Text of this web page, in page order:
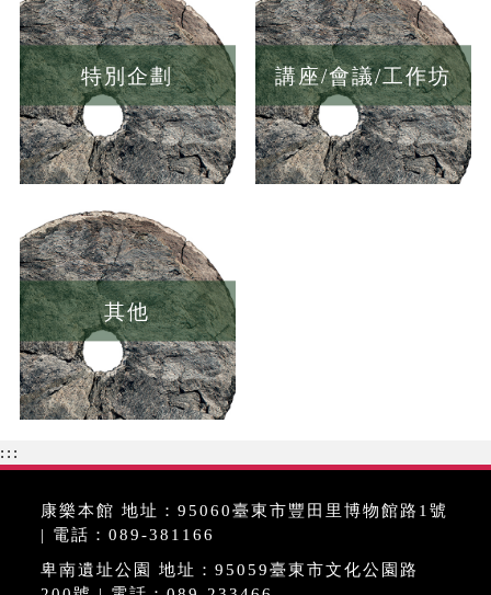
特別企劃 講座/會議/工作坊
其他
:::
康樂本館 地址：95060臺東市豐田里博物館路1號
| 電話：089-381166
卑南遺址公園 地址：95059臺東市文化公園路